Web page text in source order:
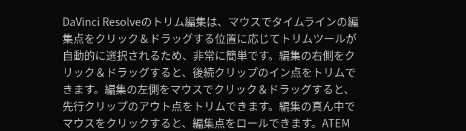
DaVinci Resolveのトリム編集は、マウスでタイムラインの編
集点をクリック＆ドラッグする位置に応じてトリムツールが
自動的に選択されるため、非常に簡単です。編集の右側をク
リック＆ドラッグすると、後続クリップのイン点をトリムで
きます。編集の左側をマウスでクリック＆ドラッグすると、
先行クリップのアウト点をトリムできます。編集の真ん中で
マウスをクリックすると、編集点をロールできます。ATEM